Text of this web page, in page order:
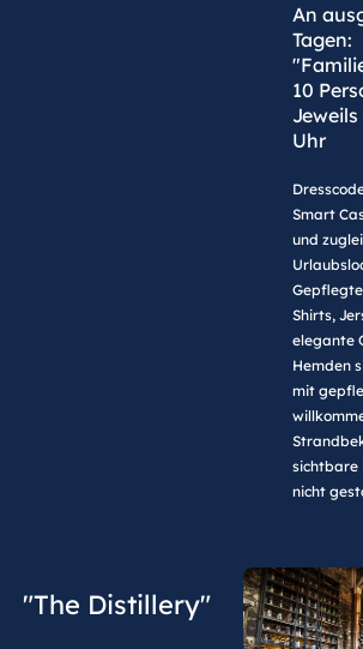
An
Tagen:
10
Jeweils
Uhr
Smart
und
Gepflegte
Shirts,
elegante
Hemden
mit
sichtbare
nicht
"The Distillery"